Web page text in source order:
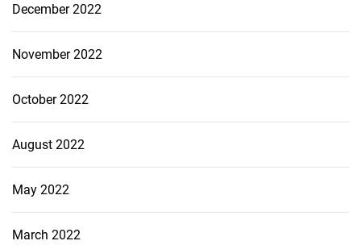
December 2022
November 2022
October 2022
August 2022
May 2022
March 2022